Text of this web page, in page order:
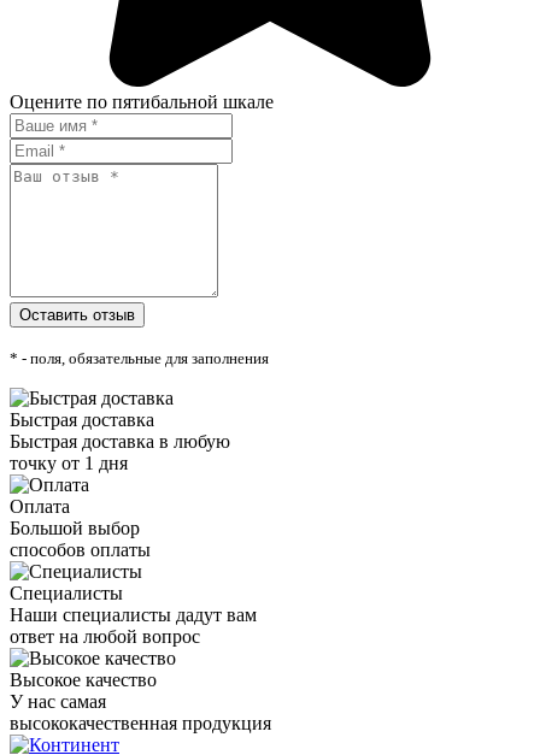
Оцените по пятибальной шкале
* - поля, обязательные для заполнения
Быстрая доставка
Быстрая доставка в любую
точку от 1 дня
Оплата
Большой выбор
способов оплаты
Специалисты
Наши специалисты дадут вам
ответ на любой вопрос
Высокое качество
У нас самая
высококачественная продукция